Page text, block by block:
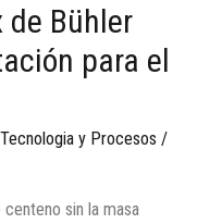
Bühler
para el
Tecnologia y Procesos /
sin la masa